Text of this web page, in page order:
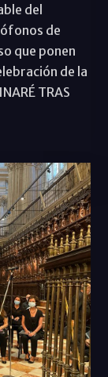
del
de
que ponen
de la
TRAS